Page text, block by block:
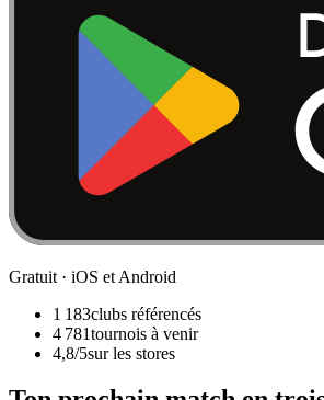
Gratuit · iOS et Android
1 183clubs référencés
4 781tournois à venir
4,8/5sur les stores